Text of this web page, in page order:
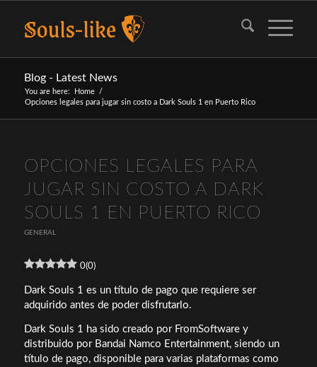
Blog - Latest News
You are here: Home
/
Opciones legales para jugar sin costo a Dark Souls 1 en Puerto Rico
OPCIONES LEGALES PARA
JUGAR SIN COSTO A DARK
SOULS 1 EN PUERTO RICO
GENERAL
0(0)
Dark Souls 1 es un título de pago que requiere ser
adquirido antes de poder disfrutarlo.
Dark Souls 1 ha sido creado por FromSoftware y
distribuido por Bandai Namco Entertainment, siendo un
título de pago, disponible para varias plataformas como